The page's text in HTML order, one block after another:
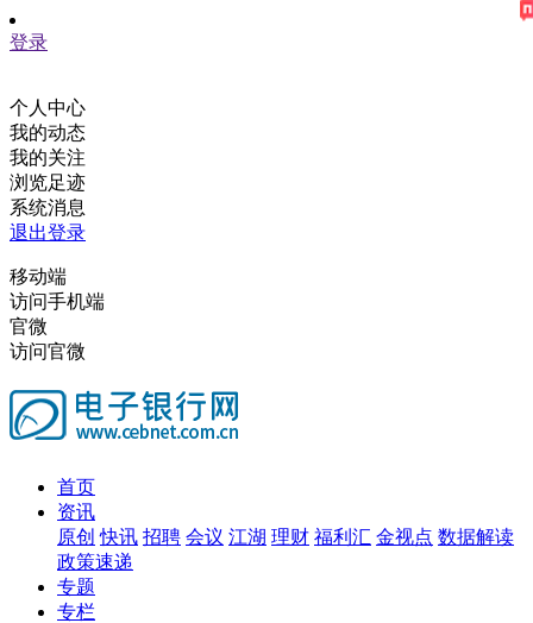
登录
个人中心
我的动态
我的关注
浏览足迹
系统消息
退出登录
移动端
访问手机端
官微
访问官微
首页
资讯
原创 快讯 招聘 会议 江湖 理财 福利汇 金视点 数据解读
政策速递
专题
专栏